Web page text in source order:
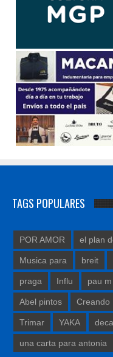
TAGS POPULARES
POR AMOR el plan
Musica para breit
praga Influ pau m
Abel pintos Creando
Trimar YAKA
una carta para antonia